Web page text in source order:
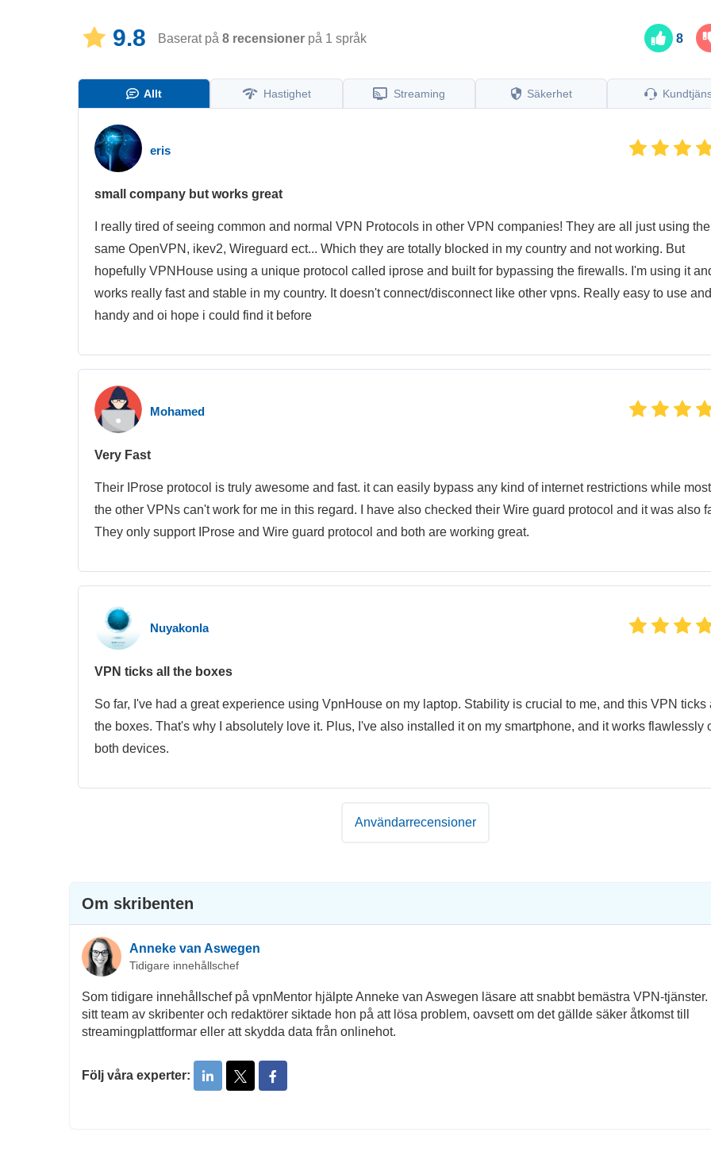
9.8 Baserat på 8 recensioner på 1 språk 8
Allt Hastighet Streaming Säkerhet
eris
small company but works great
I really tired of seeing common and normal VPN Protocols in other VPN companies! They are all just using the
same OpenVPN, ikev2, Wireguard ect... Which they are totally blocked in my country and not working. But
hopefully VPNHouse using a unique protocol called iprose and built for bypassing the firewalls. I'm using it
works really fast and stable in my country. It doesn't connect/disconnect like other vpns. Really easy to use and
handy and oi hope i could find it before
Mohamed
Very Fast
Their IProse protocol is truly awesome and fast. it can easily bypass any kind of internet restrictions while
the other VPNs can't work for me in this regard. I have also checked their Wire guard protocol and it was also
They only support IProse and Wire guard protocol and both are working great.
Nuyakonla
VPN ticks all the boxes
So far, I've had a great experience using VpnHouse on my laptop. Stability is crucial to me, and this VPN ticks
the boxes. That's why I absolutely love it. Plus, I've also installed it on my smartphone, and it works flawlessly
both devices.
Användarrecensioner
Om skribenten
Anneke van Aswegen
Tidigare innehållschef
Som tidigare innehållschef på vpnMentor hjälpte Anneke van Aswegen läsare att snabbt bemästra VPN-tjänster.
sitt team av skribenter och redaktörer siktade hon på att lösa problem, oavsett om det gällde säker åtkomst till
streamingplattformar eller att skydda data från onlinehot.
Följ våra experter: